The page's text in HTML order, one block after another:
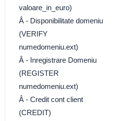
valoare_in_euro)
Â - Disponibilitate domeniu
(VERIFY
numedomeniu.ext)
Â - Inregistrare Domeniu
(REGISTER
numedomeniu.ext)
Â - Credit cont client
(CREDIT)